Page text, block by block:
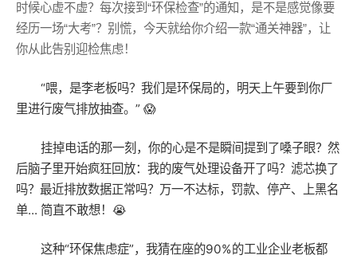
时候心虚不虚？每次接到“环保检查”的通知，是不是感觉像要
经历一场“大考”？别慌，今天就给你介绍一款“通关神器”，让
你从此告别迎检焦虑！
“喂，是李老板吗？我们是环保局的，明天上午要到你厂
里进行废气排放抽查。” 😱
挂掉电话的那一刻，你的心是不是瞬间提到了嗓子眼？然
后脑子里开始疯狂回放：我的废气处理设备开了吗？滤芯换了
吗？最近排放数据正常吗？万一不达标，罚款、停产、上黑名
单... 简直不敢想！😭
这种“环保焦虑症”，我猜在座的90%的工业企业老板都